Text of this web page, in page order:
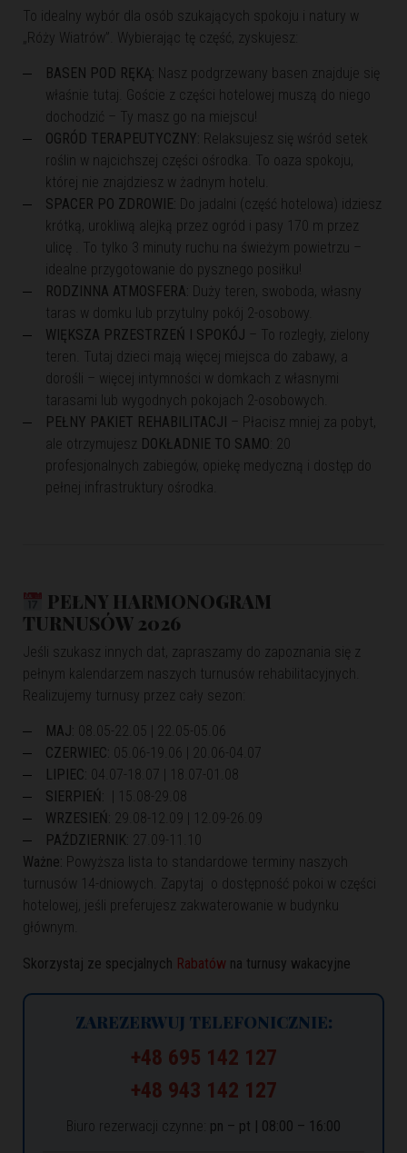
To idealny wybór dla osób szukających spokoju i natury w
„Róży Wiatrów”. Wybierając tę część, zyskujesz:
BASEN POD RĘKĄ: Nasz podgrzewany basen znajduje się
właśnie tutaj. Goście z części hotelowej muszą do niego
dochodzić – Ty masz go na miejscu!
OGRÓD TERAPEUTYCZNY: Relaksujesz się wśród setek
roślin w najcichszej części ośrodka. To oaza spokoju,
której nie znajdziesz w żadnym hotelu.
SPACER PO ZDROWIE: Do jadalni (część hotelowa) idziesz
krótką, urokliwą alejką przez ogród i pasy 170 m przez
ulicę . To tylko 3 minuty ruchu na świeżym powietrzu –
idealne przygotowanie do pysznego posiłku!
RODZINNA ATMOSFERA: Duży teren, swoboda, własny
taras w domku lub przytulny pokój 2-osobowy.
WIĘKSZA PRZESTRZEŃ I SPOKÓJ – To rozległy, zielony
teren. Tutaj dzieci mają więcej miejsca do zabawy, a
dorośli – więcej intymności w domkach z własnymi
tarasami lub wygodnych pokojach 2-osobowych.
PEŁNY PAKIET REHABILITACJI – Płacisz mniej za pobyt,
ale otrzymujesz DOKŁADNIE TO SAMO : 20
profesjonalnych zabiegów, opiekę medyczną i dostęp do
pełnej infrastruktury ośrodka.
PEŁNY HARMONOGRAM
TURNUSÓW 2026
Jeśli szukasz innych dat, zapraszamy do zapoznania się z
pełnym kalendarzem naszych turnusów rehabilitacyjnych.
Realizujemy turnusy przez cały sezon:
MAJ: 08.05-22.05 | 22.05-05.06
CZERWIEC: 05.06-19.06 | 20.06-04.07
LIPIEC: 04.07-18.07 | 18.07-01.08
SIERPIEŃ: | 15.08-29.08
WRZESIEŃ: 29.08-12.09 | 12.09-26.09
PAŹDZIERNIK: 27.09-11.10
Ważne: Powyższa lista to standardowe terminy naszych
turnusów 14-dniowych. Zapytaj o dostępność pokoi w części
hotelowej, jeśli preferujesz zakwaterowanie w budynku
głównym.
Skorzystaj ze specjalnych Rabatów na turnusy wakacyjne
ZAREZERWUJ TELEFONICZNIE:
+48 695 142 127
+48 943 142 127
Biuro rezerwacji czynne: pn – pt | 08:00 – 16:00